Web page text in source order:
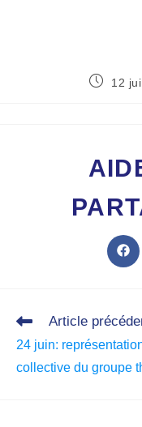
12
Article
24 juin:
collective du groupe